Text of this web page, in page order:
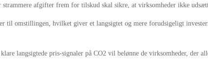
afgifter frem for tilskud skal sikre, at virksomheder ikke
til omstillingen, hvilket giver et langsigtet og mere forudsigeligt
langsigtede pris-signaler på CO2 vil belønne de virksomheder, der